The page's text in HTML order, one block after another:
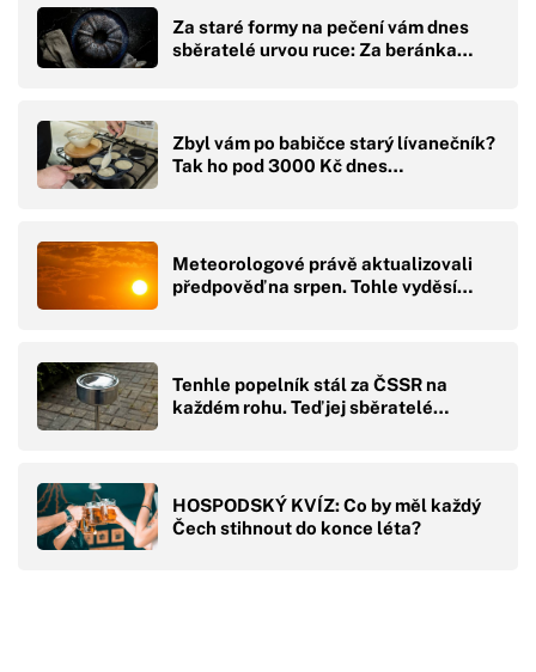
Za staré formy na pečení vám dnes
sběratelé urvou ruce: Za beránka…
Zbyl vám po babičce starý lívanečník?
Tak ho pod 3000 Kč dnes…
Meteorologové právě aktualizovali
předpověď na srpen. Tohle vyděsí…
Tenhle popelník stál za ČSSR na
každém rohu. Teď jej sběratelé…
HOSPODSKÝ KVÍZ: Co by měl každý
Čech stihnout do konce léta?